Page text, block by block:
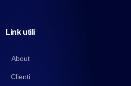
Link utili
About
Clienti